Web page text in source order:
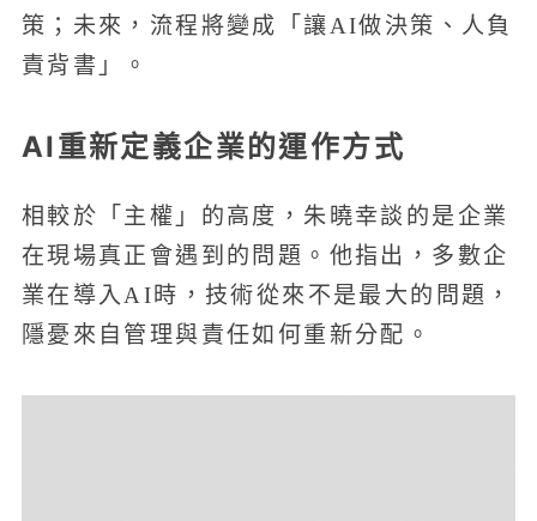
策；未來，流程將變成「讓AI做決策、人負
責背書」。
AI重新定義企業的運作方式
相較於「主權」的高度，朱曉幸談的是企業
在現場真正會遇到的問題。他指出，多數企
業在導入AI時，技術從來不是最大的問題，
隱憂來自管理與責任如何重新分配。